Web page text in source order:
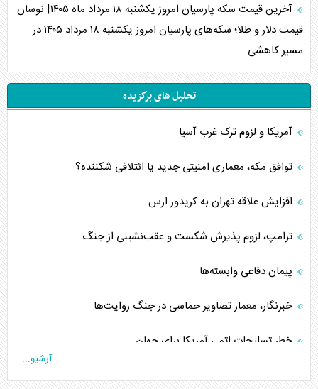
آخرین قیمت سکه پارسیان امروز یکشنبه ۱۸ مرداد ماه ۱۴۰۵| نوسان
قیمت دلار و طلا؛ سکه‌های پارسیان امروز یکشنبه ۱۸ مرداد ۱۴۰۵ در
مسیر کاهشی
تحلیل های برگزیده
آمریکا و لزوم ترک غرب آسیا
توافق مکه، معماری امنیتی جدید یا ائتلافی شکننده؟
افزایش علاقه تهران به کریدور ارس
ترامپ، لزوم پذیرش شکست و عقب‌نشینی از جنگ
پیمان دفاعی‌ وابسته‌ها
خبرنگار، معمار تصاویر حماسی در جنگ روایت‌ها
خطر تسلیحات اتمی آمریکا برای جهان
چگونه عربستان برابر ایران دچار خطای محاسباتی شد؟
آرشیو...